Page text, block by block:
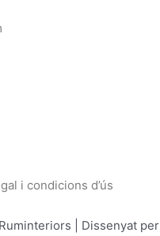
i condicions d’ús
| Dissenyat per